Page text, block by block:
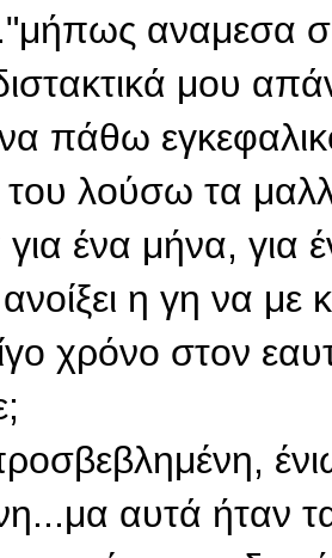
αναμεσα
διστακτικά μου
πάθω
λούσω τα
ένα μήνα, για
η γη να με
χρόνο στον
αυτά ήταν